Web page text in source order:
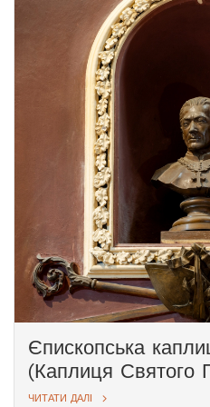
подія стала ще одним
святості Казимира.
Єпископська
(Каплиця Святого
ЧИТАТИ ДАЛІ